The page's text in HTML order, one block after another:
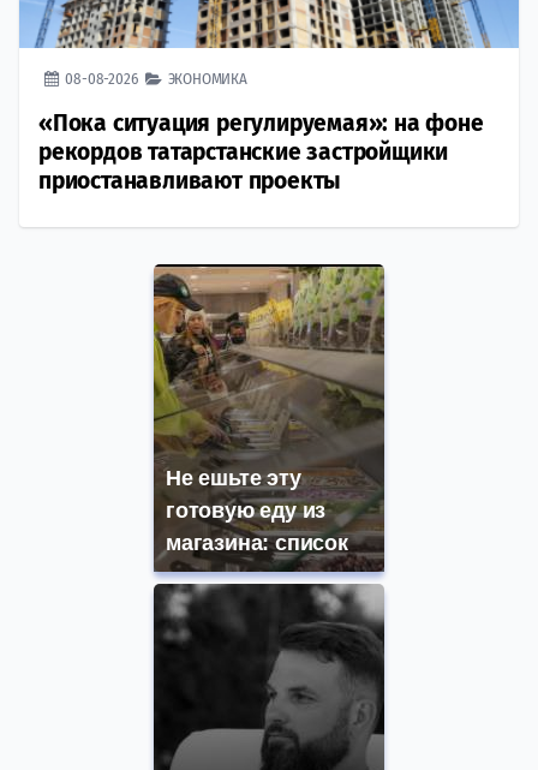
08-08-2026 ЭКОНОМИКА
«Пока ситуация регулируемая»: на фоне
рекордов татарстанские застройщики
приостанавливают проекты
Не ешьте эту
готовую еду из
магазина: список